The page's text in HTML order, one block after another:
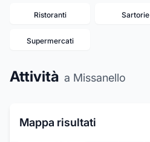
Ristoranti Sartorie
Supermercati
Attività a Missanello
Mappa risultati